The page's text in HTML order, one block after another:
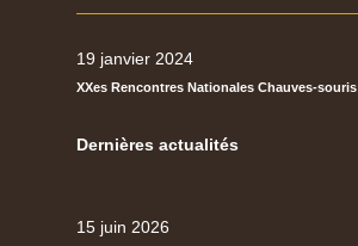
19 janvier 2024
XXes Rencontres Nationales Chauves-souris
Dernières actualités
15 juin 2026